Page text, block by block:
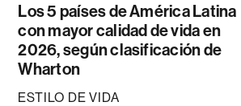
Los 5 países de América Latina
con mayor calidad de vida en
2026, según clasificación de
Wharton
ESTILO DE VIDA